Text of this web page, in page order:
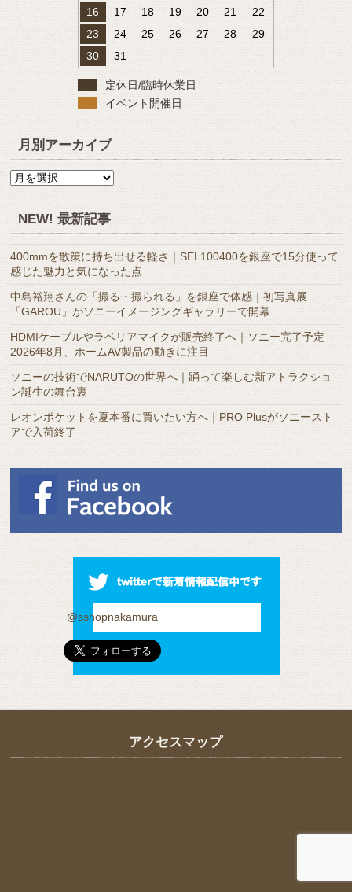
16
17 18 19 20 21
22
23
24 25 26 27 28
29
30
31
定休日/臨時休業日
イベント開催日
月別アーカイブ
月
ー
カ
イ
ブ
NEW! 最新記事
400mmを散策に持ち出せる軽さ｜SEL100400を銀座で15分使って
感じた魅力と気になった点
中島裕翔さんの「撮る・撮られる」を銀座で体感｜初写真展
「GAROU」がソニーイメージングギャラリーで開幕
HDMIケーブルやラベリアマイクが販売終了へ｜ソニー完了予定
2026年8月、ホームAV製品の動きに注目
ソニーの技術でNARUTOの世界へ｜踊って楽しむ新アトラクショ
ン誕生の舞台裏
レオンポケットを夏本番に買いたい方へ｜PRO Plusがソニースト
アで入荷終了
@sshopnakamura
アクセスマップ